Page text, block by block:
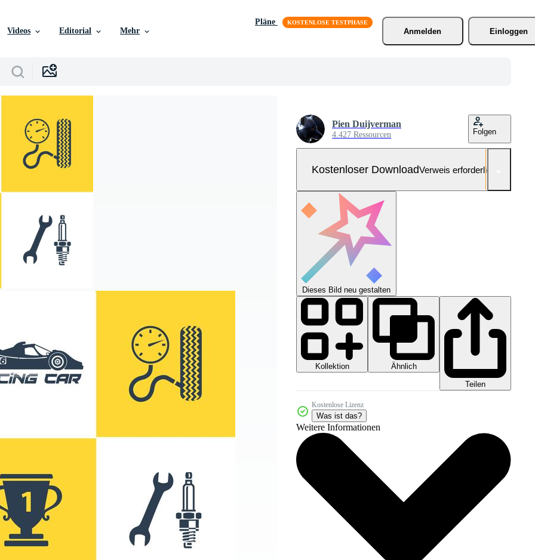
Videos Editorial Mehr
Pläne
Anmelden
Einloggen
Pien Duijverman
4.427 Ressourcen Folgen
Kostenloser DownloadVerweis erforderlich
Dieses Bild neu gestalten
Kollektion
Ähnlich
Teilen
Kostenlose Lizenz
Was ist das?
Weitere Informationen